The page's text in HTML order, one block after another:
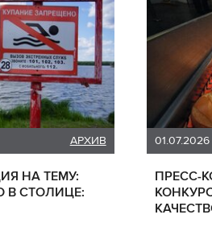
НА ТЕМУ:
В СТОЛИЦЕ:
АРХИВ
ПРЕСС-